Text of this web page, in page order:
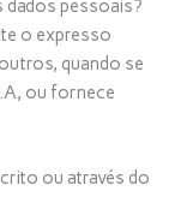
dados pessoais?
o expresso
quando se
ou fornece
ou através do